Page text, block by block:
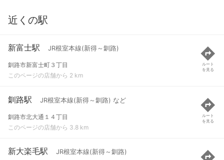
近くの駅
新富士駅 JR根室本線(新得～釧路)
釧路市新富士町３丁目
このページの店舗から 2 km
ルート
を見る
釧路駅 JR根室本線(新得～釧路) など
釧路市北大通１４丁目
このページの店舗から 3.8 km
ルート
を見る
新大楽毛駅 JR根室本線(新得～釧路)